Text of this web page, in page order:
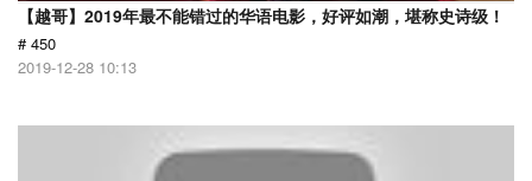
【越哥】2019年最不能错过的华语电影，好评如潮，堪称史诗级！
# 450
2019-12-28 10:13